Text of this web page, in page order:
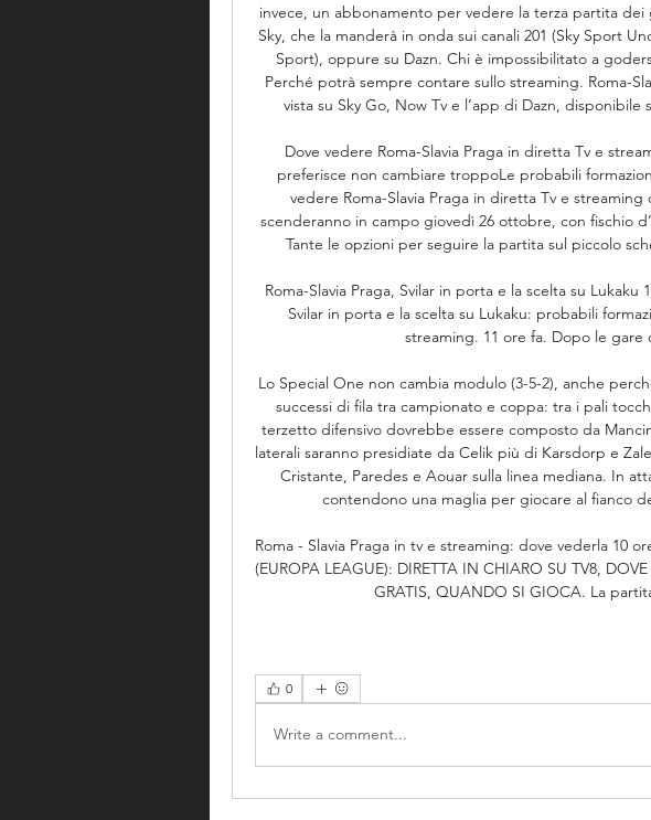
invece, un abbonamento per vedere la terza partita dei
Sky, che la manderà in onda sui canali 201 (Sky Sport
Sport), oppure su Dazn. Chi è impossibilitato a
Perché potrà sempre contare sullo streaming. Roma-
vista su Sky Go, Now Tv e l’app di Dazn,
Dove vedere Roma-Slavia Praga in diretta Tv e
preferisce non cambiare troppoLe probabili
vedere Roma-Slavia Praga in diretta Tv e streaming
scenderanno in campo giovedì 26 ottobre, con fischio
Tante le opzioni per seguire la partita sul piccolo
Roma-Slavia Praga, Svilar in porta e la scelta su Lukaku
Svilar in porta e la scelta su Lukaku: probabili
streaming. 11 ore fa. Dopo le gare
Lo Special One non cambia modulo (3-5-2), anche
successi di fila tra campionato e coppa: tra i pali
terzetto difensivo dovrebbe essere composto da
laterali saranno presidiate da Celik più di Karsdorp e
Cristante, Paredes e Aouar sulla linea mediana. In
contendono una maglia per giocare al fianco
Roma - Slavia Praga in tv e streaming: dove vederla 10
(EUROPA LEAGUE): DIRETTA IN CHIARO SU TV8,
GRATIS, QUANDO SI GIOCA. La
0
Write a comment...